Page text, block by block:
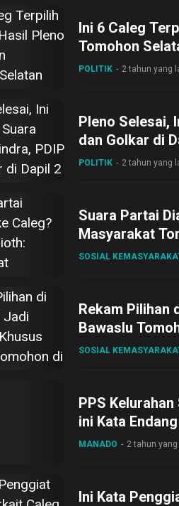
Ini 6 Caleg
Tomohon
POLITIK 2 tahun yang
Pleno Selesai,
dan Golkar di
POLITIK 2 tahun yang
Suara Partai
Masyarakat
SOSIAL
Rekam Pilihan
Bawaslu
SOSIAL
PPS
ini Kata Endang
MANADO 2 tahun yang
Ini Kata